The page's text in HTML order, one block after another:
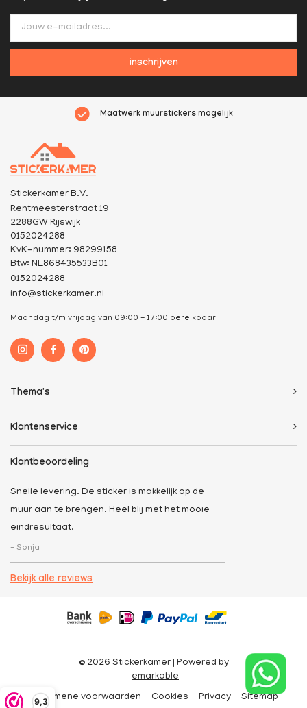
9,3
inschrijven
Maatwerk muurstickers mogelijk
Stickerkamer B.V.
Rentmeesterstraat 19
2288GW Rijswijk
0152024288
KvK-nummer: 98299158
Btw: NL868435533B01
0152024288
info@stickerkamer.nl
Maandag t/m vrijdag van 09:00 - 17:00 bereikbaar
Thema's
Klantenservice
Klantbeoordeling
Snelle levering. De sticker is makkelijk op de
muur aan te brengen. Heel blij met het mooie
eindresultaat.
- Sonja
Bekijk alle reviews
© 2026 Stickerkamer | Powered by
emarkable
Algemene voorwaarden
Cookies Privacy Sitemap